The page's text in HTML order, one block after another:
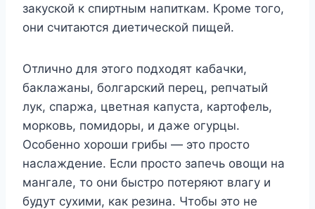
закуской к спиртным напиткам. Кроме того,
они считаются диетической пищей.
Отлично для этого подходят кабачки,
баклажаны, болгарский перец, репчатый
лук, спаржа, цветная капуста, картофель,
морковь, помидоры, и даже огурцы.
Особенно хороши грибы — это просто
наслаждение. Если просто запечь овощи на
мангале, то они быстро потеряют влагу и
будут сухими, как резина. Чтобы это не